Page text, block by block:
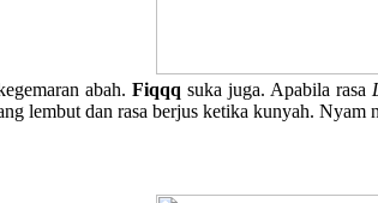
abah. Fiqqq suka juga. Apabila rasa
lembut dan rasa berjus ketika kunyah. Nyam